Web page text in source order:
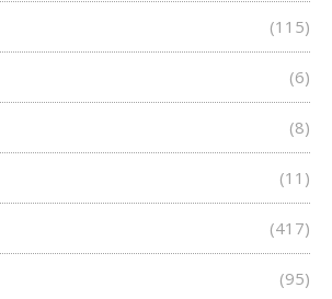
(115)
(6)
(8)
(11)
(417)
(95)